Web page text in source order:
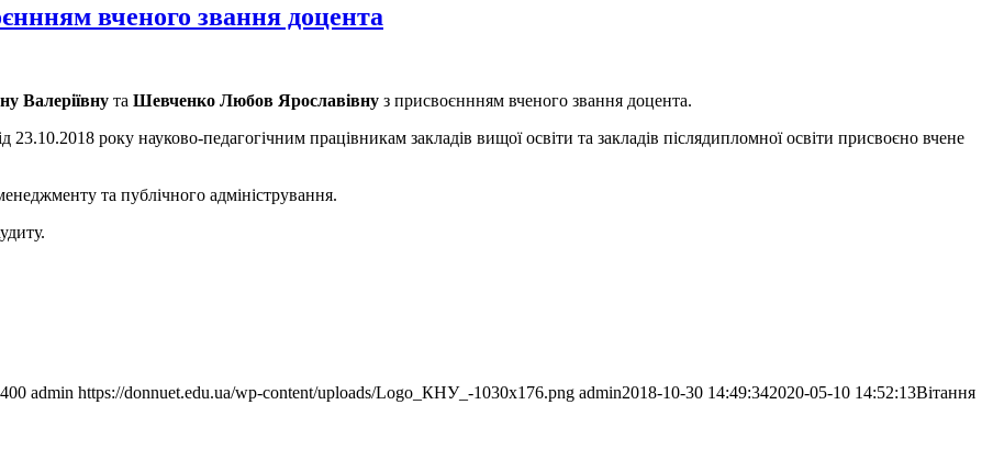
вченого звання доцента
Валеріївну та Шевченко Любов Ярославівну з присвоєннням вченого звання доцента.
23.10.2018 року науково-педагогічним працівникам закладів вищої освіти та закладів післядипломної освіти присвоєно вчене
та публічного адміністрування.
400 admin https://donnuet.edu.ua/wp-content/uploads/Logo_КНУ_-1030x176.png admin2018-10-30 14:49:342020-05-10 14:52:13Вітання